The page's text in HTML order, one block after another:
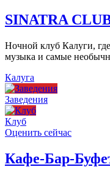
SINATRA
Ночной клуб Калуги,
музыка и самые
Калуга
Заведения
Клуб
Оценить сейчас
Кафе-Бар-